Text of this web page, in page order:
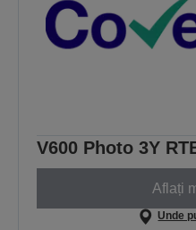
V600 Photo 3Y
Aflați
Unde